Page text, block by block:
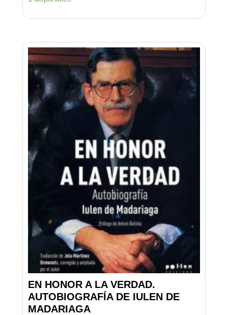
EN HONOR A LA VERDAD.
AUTOBIOGRAFÍA DE IULEN DE
MADARIAGA